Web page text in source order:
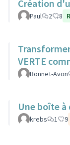
Création
Paul 2 8
VERTE
Bonnet-Avon
Une boîte à
krebs 1 9